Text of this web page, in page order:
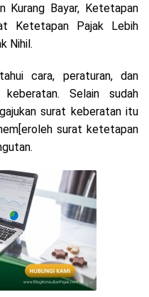
Kurang Bayar, Ketetapan
Ketetapan Pajak Lebih
Nihil.
cara, peraturan, dan
Selain sudah
surat keberatan itu
surat ketetapan